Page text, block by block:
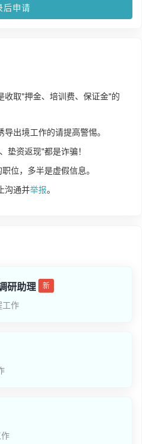
后申请
收取"押金、培训费、保证金"的
出境工作的请提高警惕。
垫资返现"都是诈骗！
位，多半是虚假信息。
沟通并举报。
研助理 新
工作